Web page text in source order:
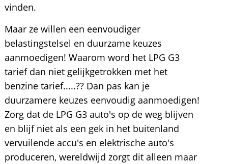
vinden.
Maar ze willen een eenvoudiger
belastingstelsel en duurzame keuzes
aanmoedigen! Waarom word het LPG G3
tarief dan niet gelijkgetrokken met het
benzine tarief.....?? Dan pas kan je
duurzamere keuzes eenvoudig aanmoedigen!
Zorg dat de LPG G3 auto's op de weg blijven
en blijf niet als een gek in het buitenland
vervuilende accu's en elektrische auto's
produceren, wereldwijd zorgt dit alleen maar